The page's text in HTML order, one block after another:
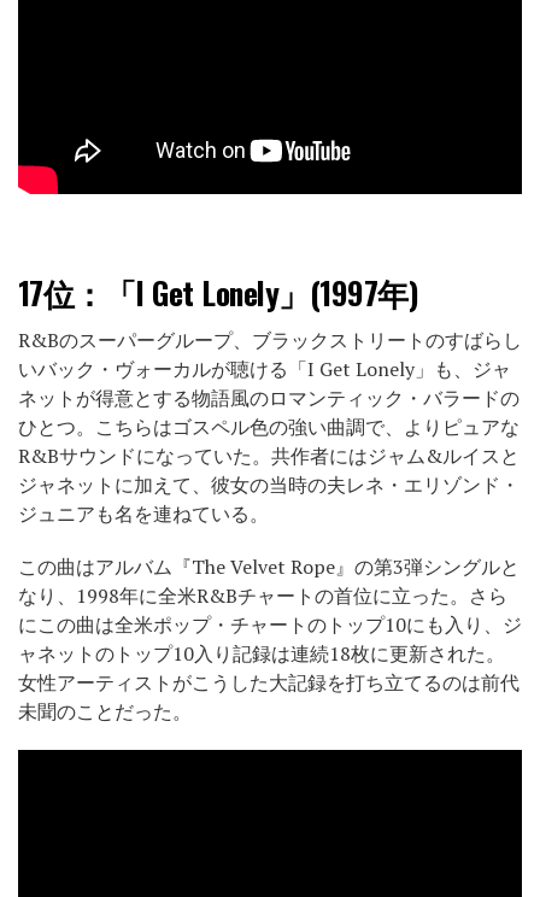
17位： 「I Get Lonely」(1997年)
R&Bのスーパーグループ、ブラックストリートのすばらし
いバック・ヴォーカルが聴ける「I Get Lonely」も、ジャ
ネットが得意とする物語風のロマンティック・バラードの
ひとつ。こちらはゴスペル色の強い曲調で、よりピュアな
R&Bサウンドになっていた。共作者にはジャム&ルイスと
ジャネットに加えて、彼女の当時の夫レネ・エリゾンド・
ジュニアも名を連ねている。
この曲はアルバム『The Velvet Rope』の第3弾シングルと
なり、1998年に全米R&Bチャートの首位に立った。さら
にこの曲は全米ポップ・チャートのトップ10にも入り、ジ
ャネットのトップ10入り記録は連続18枚に更新された。
女性アーティストがこうした大記録を打ち立てるのは前代
未聞のことだった。